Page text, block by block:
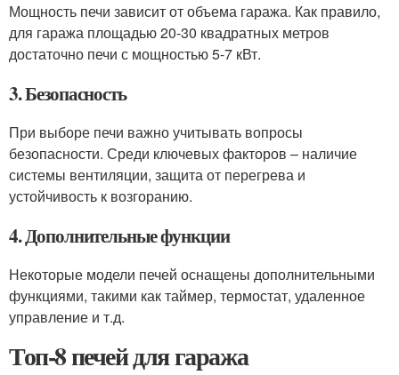
Мощность печи зависит от объема гаража. Как правило,
для гаража площадью 20-30 квадратных метров
достаточно печи с мощностью 5-7 кВт.
3. Безопасность
При выборе печи важно учитывать вопросы
безопасности. Среди ключевых факторов – наличие
системы вентиляции, защита от перегрева и
устойчивость к возгоранию.
4. Дополнительные функции
Некоторые модели печей оснащены дополнительными
функциями, такими как таймер, термостат, удаленное
управление и т.д.
Топ-8 печей для гаража